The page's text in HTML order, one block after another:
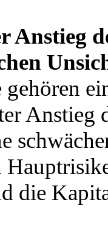
Anstieg
Anstieg
die